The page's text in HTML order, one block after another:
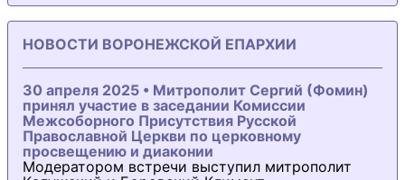
НОВОСТИ ВОРОНЕЖСКОЙ ЕПАРХИИ
30 апреля 2025 • Митрополит Сергий (Фомин)
принял участие в заседании Комиссии
Межсоборного Присутствия Русской
Православной Церкви по церковному
просвещению и диаконии
Модератором встречи выступил митрополит